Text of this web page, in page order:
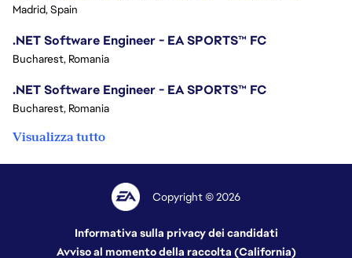
Madrid, Spain
.NET Software Engineer - EA SPORTS™ FC
Bucharest, Romania
.NET Software Engineer - EA SPORTS™ FC
Bucharest, Romania
Visualizza tutto
Copyright © 2026
Informativa sulla privacy dei candidati
Avviso al momento della raccolta (California)